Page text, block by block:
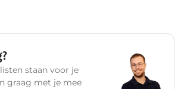
staan voor je
graag met je mee